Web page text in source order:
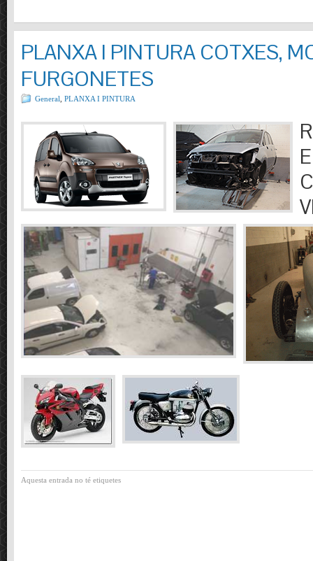
PLANXA I PINTURA COTXES,
FURGONETES
General PLANXA I PINTURA
Aquesta entrada no té etiquetes